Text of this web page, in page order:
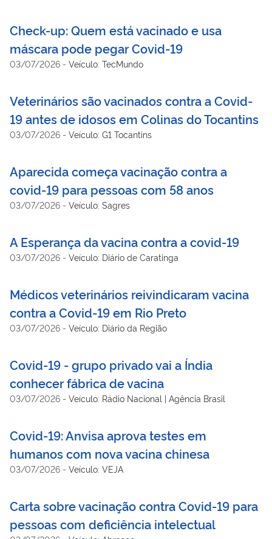
Check-up: Quem está vacinado e usa
máscara pode pegar Covid-19
03/07/2026 - Veículo: TecMundo
Veterinários são vacinados contra a Covid-
19 antes de idosos em Colinas do Tocantins
03/07/2026 - Veículo: G1 Tocantins
Aparecida começa vacinação contra a
covid-19 para pessoas com 58 anos
03/07/2026 - Veículo: Sagres
A Esperança da vacina contra a covid-19
03/07/2026 - Veículo: Diário de Caratinga
Médicos veterinários reivindicaram vacina
contra a Covid-19 em Rio Preto
03/07/2026 - Veículo: Diário da Região
Covid-19 - grupo privado vai a Índia
conhecer fábrica de vacina
03/07/2026 - Veículo: Rádio Nacional | Agência Brasil
Covid-19: Anvisa aprova testes em
humanos com nova vacina chinesa
03/07/2026 - Veículo: VEJA
Carta sobre vacinação contra Covid-19 para
pessoas com deficiência intelectual